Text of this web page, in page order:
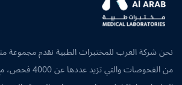
نحن شركة العرب للمختبرات الطبية نقدم مجموعة
من الفحوصات والتي تزيد عددها عن 4000 فحص، مع